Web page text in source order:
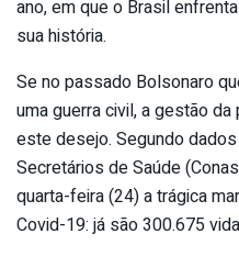
ano, em que o Brasil
sua história.
Se no passado Bolsonaro
uma guerra civil, a gestão
este desejo. Segundo
Secretários de Saúde
quarta-feira (24) a trágica
Covid-19: já são 300.675